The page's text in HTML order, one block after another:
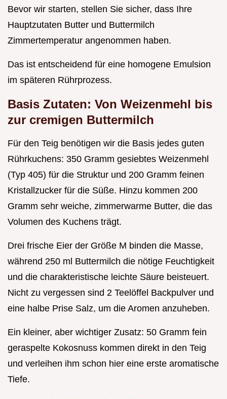
Bevor wir starten, stellen Sie sicher, dass Ihre
Hauptzutaten Butter und Buttermilch
Zimmertemperatur angenommen haben.
Das ist entscheidend für eine homogene Emulsion
im späteren Rührprozess.
Basis Zutaten: Von Weizenmehl bis
zur cremigen Buttermilch
Für den Teig benötigen wir die Basis jedes guten
Rührkuchens: 350 Gramm gesiebtes Weizenmehl
(Typ 405) für die Struktur und 200 Gramm feinen
Kristallzucker für die Süße. Hinzu kommen 200
Gramm sehr weiche, zimmerwarme Butter, die das
Volumen des Kuchens trägt.
Drei frische Eier der Größe M binden die Masse,
während 250 ml Buttermilch die nötige Feuchtigkeit
und die charakteristische leichte Säure beisteuert.
Nicht zu vergessen sind 2 Teelöffel Backpulver und
eine halbe Prise Salz, um die Aromen anzuheben.
Ein kleiner, aber wichtiger Zusatz: 50 Gramm fein
geraspelte Kokosnuss kommen direkt in den Teig
und verleihen ihm schon hier eine erste aromatische
Tiefe.